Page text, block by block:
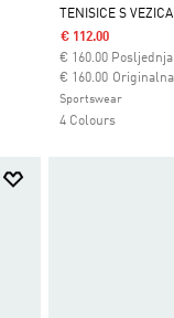
Da
TENISICE S
€ 112.00
€
160.00
Cijena umanjena od
€ 160.00za
Sportswear
4 Colours